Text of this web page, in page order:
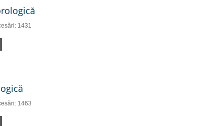
1431
1463